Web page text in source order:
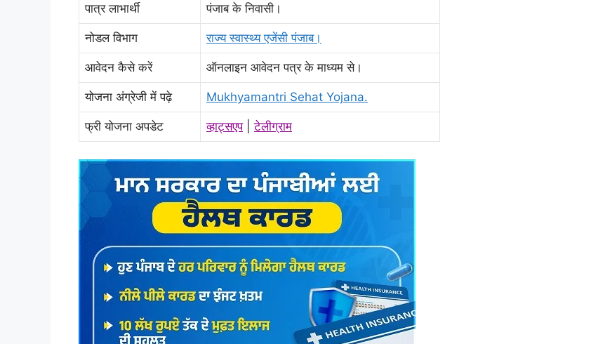
पात्र लाभार्थी पंजाब के निवासी।
नोडल विभाग राज्य स्वास्थ्य एजेंसी पंजाब।
आवेदन कैसे करें ऑनलाइन आवेदन पत्र के माध्यम से।
योजना अंग्रेजी में पढ़े Mukhyamantri Sehat Yojana.
फ्री योजना अपडेट व्हाट्सएप|टेलीग्राम